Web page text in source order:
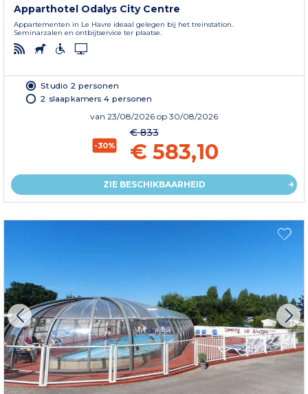
Apparthotel Odalys City Centre
Appartementen in Le Havre ideaal gelegen bij het treinstation.
Seminarzalen en ontbijtservice ter plaatse.
Studio 2 personen
2 slaapkamers 4 personen
van 23/08/2026 op 30/08/2026
-30%
€ 833
€ 583,10
ZIE BESCHIKBAARHEID